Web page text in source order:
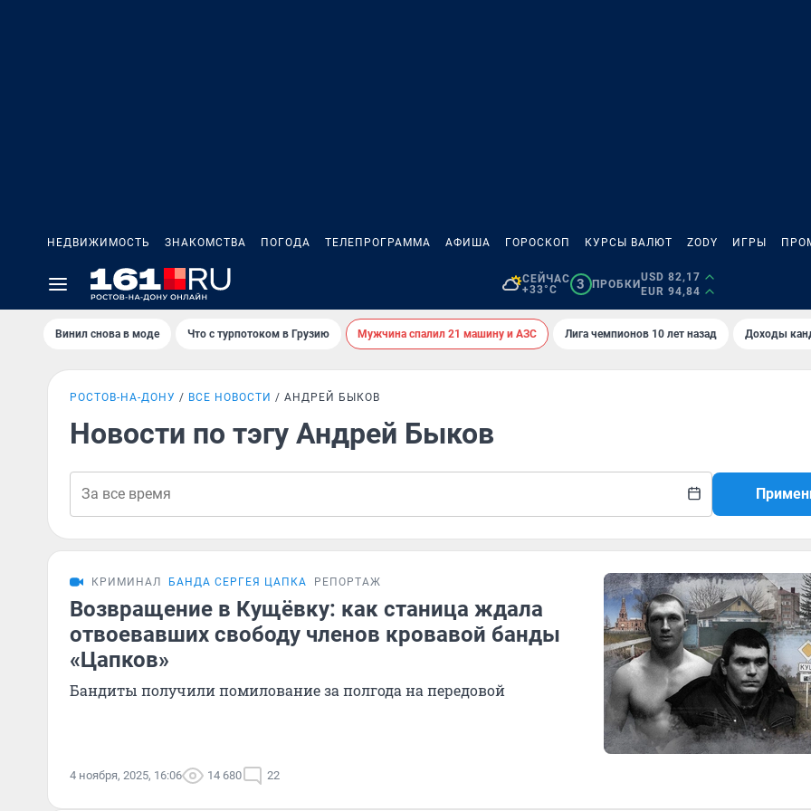
НЕДВИЖИМОСТЬ ЗНАКОМСТВА ПОГОДА ТЕЛЕПРОГРАММА АФИША ГОРОСКОП КУРСЫ ВАЛЮТ ZODY ИГРЫ
СЕЙЧАС
+33°C
3 ПРОБКИ
USD 82,17
EUR 94,84
Винил снова в моде Что с турпотоком в Грузию Мужчина спалил 21 машину и АЗС Лига чемпионов 10 лет назад Доходы
РОСТОВ-НА-ДОНУ ВСЕ НОВОСТИ АНДРЕЙ БЫКОВ
Новости по тэгу Андрей Быков
КРИМИНАЛ БАНДА СЕРГЕЯ ЦАПКА РЕПОРТАЖ
Возвращение в Кущёвку: как станица ждала
отвоевавших свободу членов кровавой банды
«Цапков»
Бандиты получили помилование за полгода на передовой
4 ноября, 2025, 16:06 14 680 22